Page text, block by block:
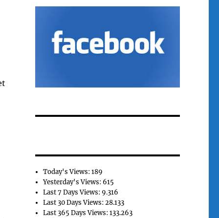
Today's Views:189
Yesterday's Views: 615
Last 7 Days Views: 9.316
Last 30 Days Views:28.133
Last 365 Days Views:133.263